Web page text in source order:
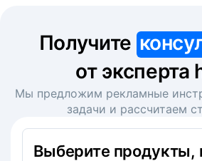
Получите
от эксперта
Мы предложим рекламные
задачи и рассчитаем
Выберите продукты,